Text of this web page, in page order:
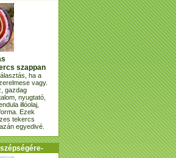
szappan
ha a
vagy.
gazdag
nyugtató,
illóolaj,
Ezek
tekercs
egyedivé.